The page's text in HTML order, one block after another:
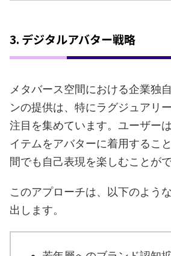
3. デジタルアバター戦略
メタバース空間における企業独
ンの提供は、特にラグジュアリ
注目を集めています。ユーザー
イテムをアバターに着用するこ
間でも自己表現を楽しむことがで
このアプローチは、以下のよう
出します。